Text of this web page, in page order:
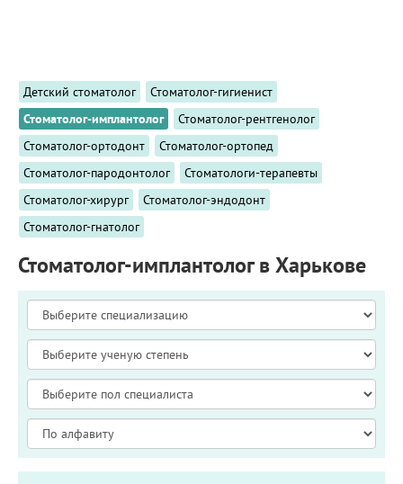
О ПРОЕКТЕ
ОБРАТНАЯ СВЯЗЬ
Детский стоматолог
Стоматолог-гигиенист
Стоматолог-имплантолог
Стоматолог-рентгенолог
Стоматолог-ортодонт
Стоматолог-ортопед
Стоматолог-пародонтолог
Стоматологи-терапевты
Стоматолог-хирург
Стоматолог-эндодонт
Стоматолог-гнатолог
Стоматолог-имплантолог в Харькове